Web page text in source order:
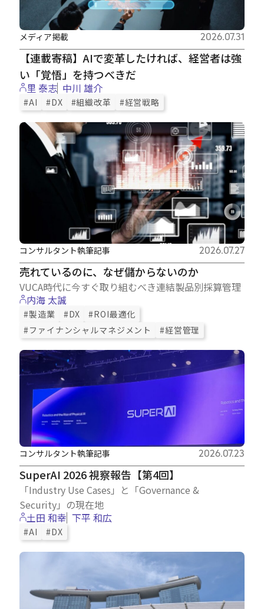
【連載寄稿】AIで変革したければ、経営者は強
い「覚悟」を持つべきだ
メディア掲載 2026.07.31
里 泰志 中川 雄介
#AI #DX #組織改革 #経営戦略
売れているのに、なぜ儲からないのか
VUCA時代に今すぐ取り組むべき連結製品別採算管理
コンサルタント執筆記事 2026.07.27
内海 太誠
#製造業 #DX
#ROI最適化
#ファイナンシャルマネジメント
#経営管理
SuperAI 2026 視察報告【第4回】
「Industry Use Cases」と「Governance &
Security」の現在地
コンサルタント執筆記事 2026.07.23
土田 和幸 下平 和広
#AI #DX